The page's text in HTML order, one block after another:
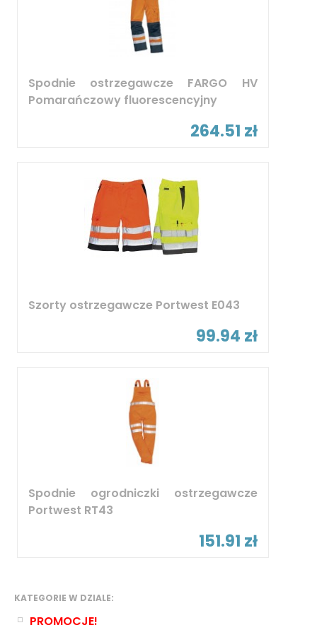
KATEGORIE W DZIALE:
PROMOCJE!
Spodnie ostrzegawcze FARGO HV
Pomarańczowy fluorescencyjny
264.51 zł
Szorty ostrzegawcze Portwest E043
99.94 zł
Spodnie ogrodniczki ostrzegawcze
Portwest RT43
151.91 zł